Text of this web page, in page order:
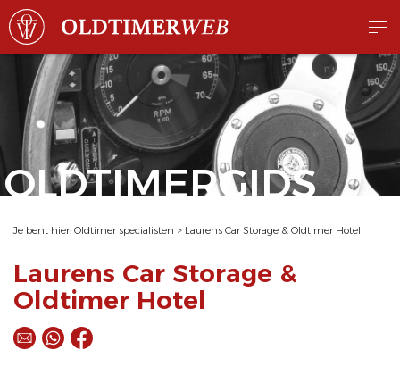
OLDTIMERGIDS
Je bent hier: Oldtimer specialisten > Laurens Car Storage & Oldtimer Hotel
Laurens Car Storage &
Oldtimer Hotel